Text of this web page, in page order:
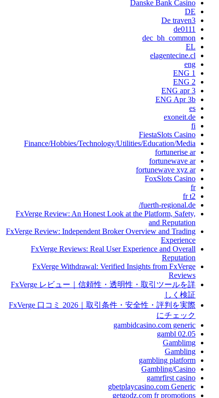
Danske Bank Casino
DE
De traven3
de0111
dec_bh_common
EL
elagentecine.cl
eng
ENG 1
ENG 2
ENG apr 3
ENG Apr 3b
es
exoneit.de
fi
FiestaSlots Casino
Finance/Hobbies/Technology/Utilities/Education/Media
fortunerise ar
fortunewave ar
fortunewave xyz ar
FoxSlots Casino
fr
fr t2
fuerth-regional.de/
FxVerge Review: An Honest Look at the Platform, Safety,
and Reputation
FxVerge Review: Independent Broker Overview and Trading
Experience
FxVerge Reviews: Real User Experience and Overall
Reputation
FxVerge Withdrawal: Verified Insights from FxVerge
Reviews
FxVerge レビュー｜信頼性・透明性・取引ツールを詳
しく検証
FxVerge 口コミ 2026｜取引条件・安全性・評判を実際
にチェック
gambidcasino.com generic
gambl 02.05
Gamblimg
Gambling
gambling platform
Gambling/Casino
gamrfirst casino
gbetplaycasino.com Generic
getgodz.com fr promotions